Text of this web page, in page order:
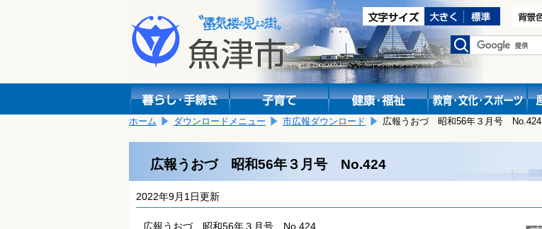
し
ホーム ダウンロードメニュー 市広報ダウンロード 広報うおづ 昭和56年３月号 No.424
広報うおづ 昭和56年３月号 No.424
2022年9月1日更新
広報うおづ 昭和56年３月号 No.424